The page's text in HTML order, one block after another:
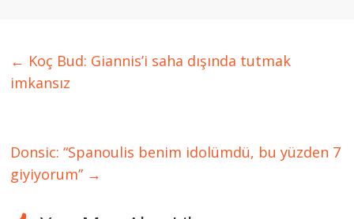
← Koç Bud: Giannis’i saha dışında tutmak
imkansız
Donsic: “Spanoulis benim idolümdü, bu yüzden 7
giyiyorum” →